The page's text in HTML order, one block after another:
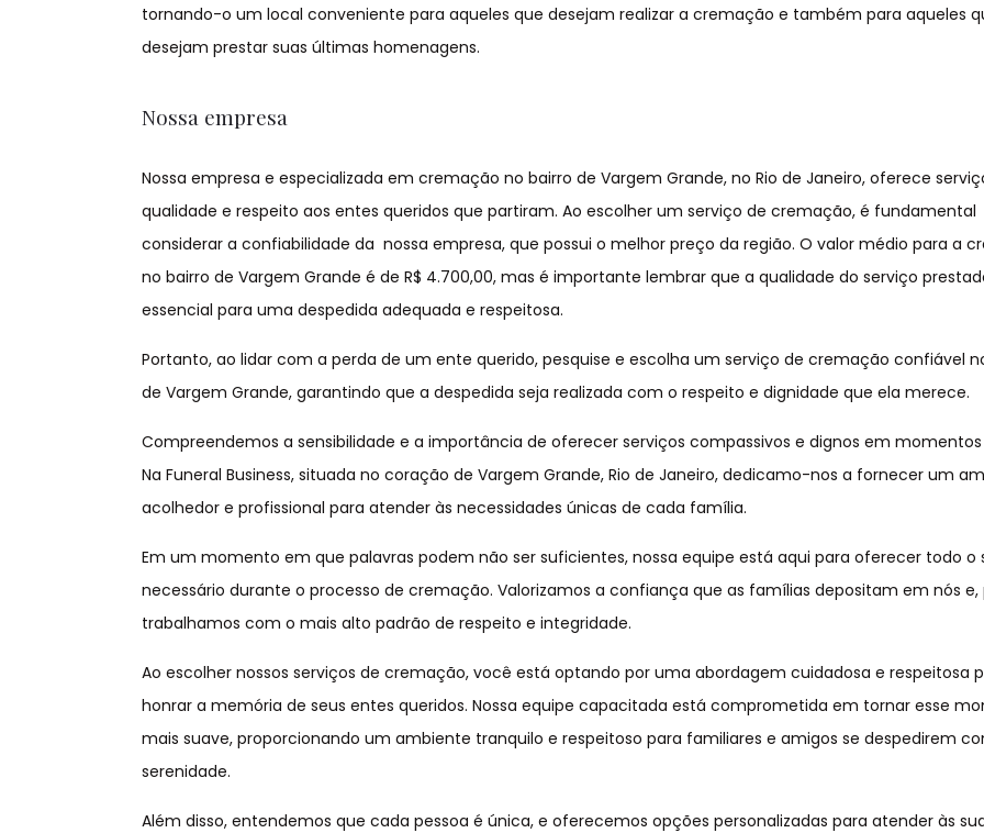
tornando-o um local conveniente para aqueles que desejam realizar a cremação e também para aqueles
desejam prestar suas últimas homenagens.
Nossa empresa
Nossa empresa e especializada em cremação no bairro de Vargem Grande, no Rio de Janeiro, oferece
qualidade e respeito aos entes queridos que partiram. Ao escolher um serviço de cremação, é fundamental
considerar a confiabilidade da nossa empresa, que possui o melhor preço da região. O valor médio para a
no bairro de Vargem Grande é de R$ 4.700,00, mas é importante lembrar que a qualidade do serviço
essencial para uma despedida adequada e respeitosa.
Portanto, ao lidar com a perda de um ente querido, pesquise e escolha um serviço de cremação confiável
de Vargem Grande, garantindo que a despedida seja realizada com o respeito e dignidade que ela merece.
Compreendemos a sensibilidade e a importância de oferecer serviços compassivos e dignos em
Na Funeral Business, situada no coração de Vargem Grande, Rio de Janeiro, dedicamo-nos a fornecer um
acolhedor e profissional para atender às necessidades únicas de cada família.
Em um momento em que palavras podem não ser suficientes, nossa equipe está aqui para oferecer todo o
necessário durante o processo de cremação. Valorizamos a confiança que as famílias depositam em nós e,
trabalhamos com o mais alto padrão de respeito e integridade.
Ao escolher nossos serviços de cremação, você está optando por uma abordagem cuidadosa e respeitosa
honrar a memória de seus entes queridos. Nossa equipe capacitada está comprometida em tornar esse
mais suave, proporcionando um ambiente tranquilo e respeitoso para familiares e amigos se despedirem
serenidade.
Além disso, entendemos que cada pessoa é única, e oferecemos opções personalizadas para atender às